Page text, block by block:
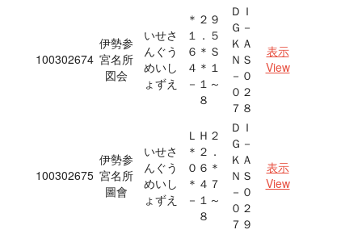
100302674
伊勢参
宮名所
図会
いせさ
んぐう
めいし
ょずえ
＊２９
１．５
６＊Ｓ
４＊１
－１～
８
ＤＩ
Ｇ－
ＫＡ
ＮＳ
－０
０２
７８
表示
View
100302675
伊勢参
宮名所
圖會
いせさ
んぐう
めいし
ょずえ
ＬＨ２
＊２．
０６＊
＊４７
－１～
８
ＤＩ
Ｇ－
ＫＡ
ＮＳ
－０
０２
７９
表示
View